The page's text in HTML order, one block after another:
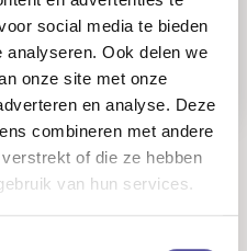
social media te bieden
Ook delen we
onze site met onze
en analyse. Deze
combineren met andere
of die ze hebben
van hun services.